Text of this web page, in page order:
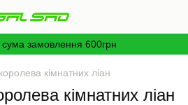
сума замовлення 600грн
кімнатних ліан
кімнатних ліан